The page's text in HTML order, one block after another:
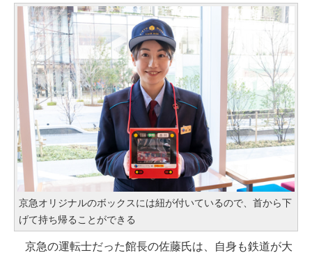
京急オリジナルのボックスには紐が付いているので、首から下
げて持ち帰ることができる
京急の運転士だった館長の佐藤氏は、自身も鉄道が大